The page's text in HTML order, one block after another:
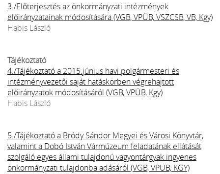
3./Előterjesztés az önkormányzati intézmények
előirányzatainak módosítására (VGB, VPÜB, VSZCSB, VB, Kgy)
Habis László
Tájékoztató
4./Tájékoztató a 2015.június havi polgármesteri és
intézményvezetői saját hatáskörben végrehajtott
előirányzatok módosításáról (VGB, VPÜB, Kgy)
Habis László
5./Tájékoztató a Bródy Sándor Megyei és Városi Könyvtár,
valamint a Dobó István Vármúzeum feladatának ellátását
szolgáló egyes állami tulajdonú vagyontárgyak ingyenes
önkormányzati tulajdonba adásáról (VGB, VPÜB, KGY)